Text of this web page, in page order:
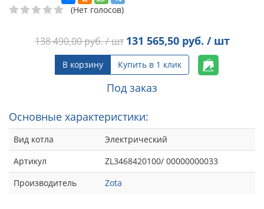
(Нет голосов)
138 490,00руб. / шт 131 565,50руб. / шт
В корзину Купить в 1 клик
Под заказ
Основные характеристики:
Вид котла
Электрический
Артикул
ZL3468420100/ 00000000033
Производитель
Zota